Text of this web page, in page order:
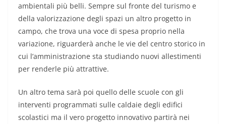
ambientali più belli. Sempre sul fronte del turismo e
della valorizzazione degli spazi un altro progetto in
campo, che trova una voce di spesa proprio nella
variazione, riguarderà anche le vie del centro storico in
cui l’amministrazione sta studiando nuovi allestimenti
per renderle più attrattive.
Un altro tema sarà poi quello delle scuole con gli
interventi programmati sulle caldaie degli edifici
scolastici ma il vero progetto innovativo partirà nei